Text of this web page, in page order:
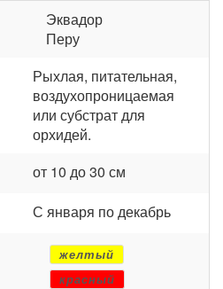
Эквадор
Перу
Рыхлая, питательная,
воздухопроницаемая
или субстрат для
орхидей.
от 10 до 30 см
С января по декабрь
желтый
красный